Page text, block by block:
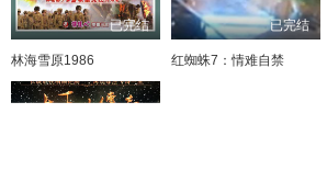
已完结
林海雪原1986
已完结
红蜘蛛7：情难自禁